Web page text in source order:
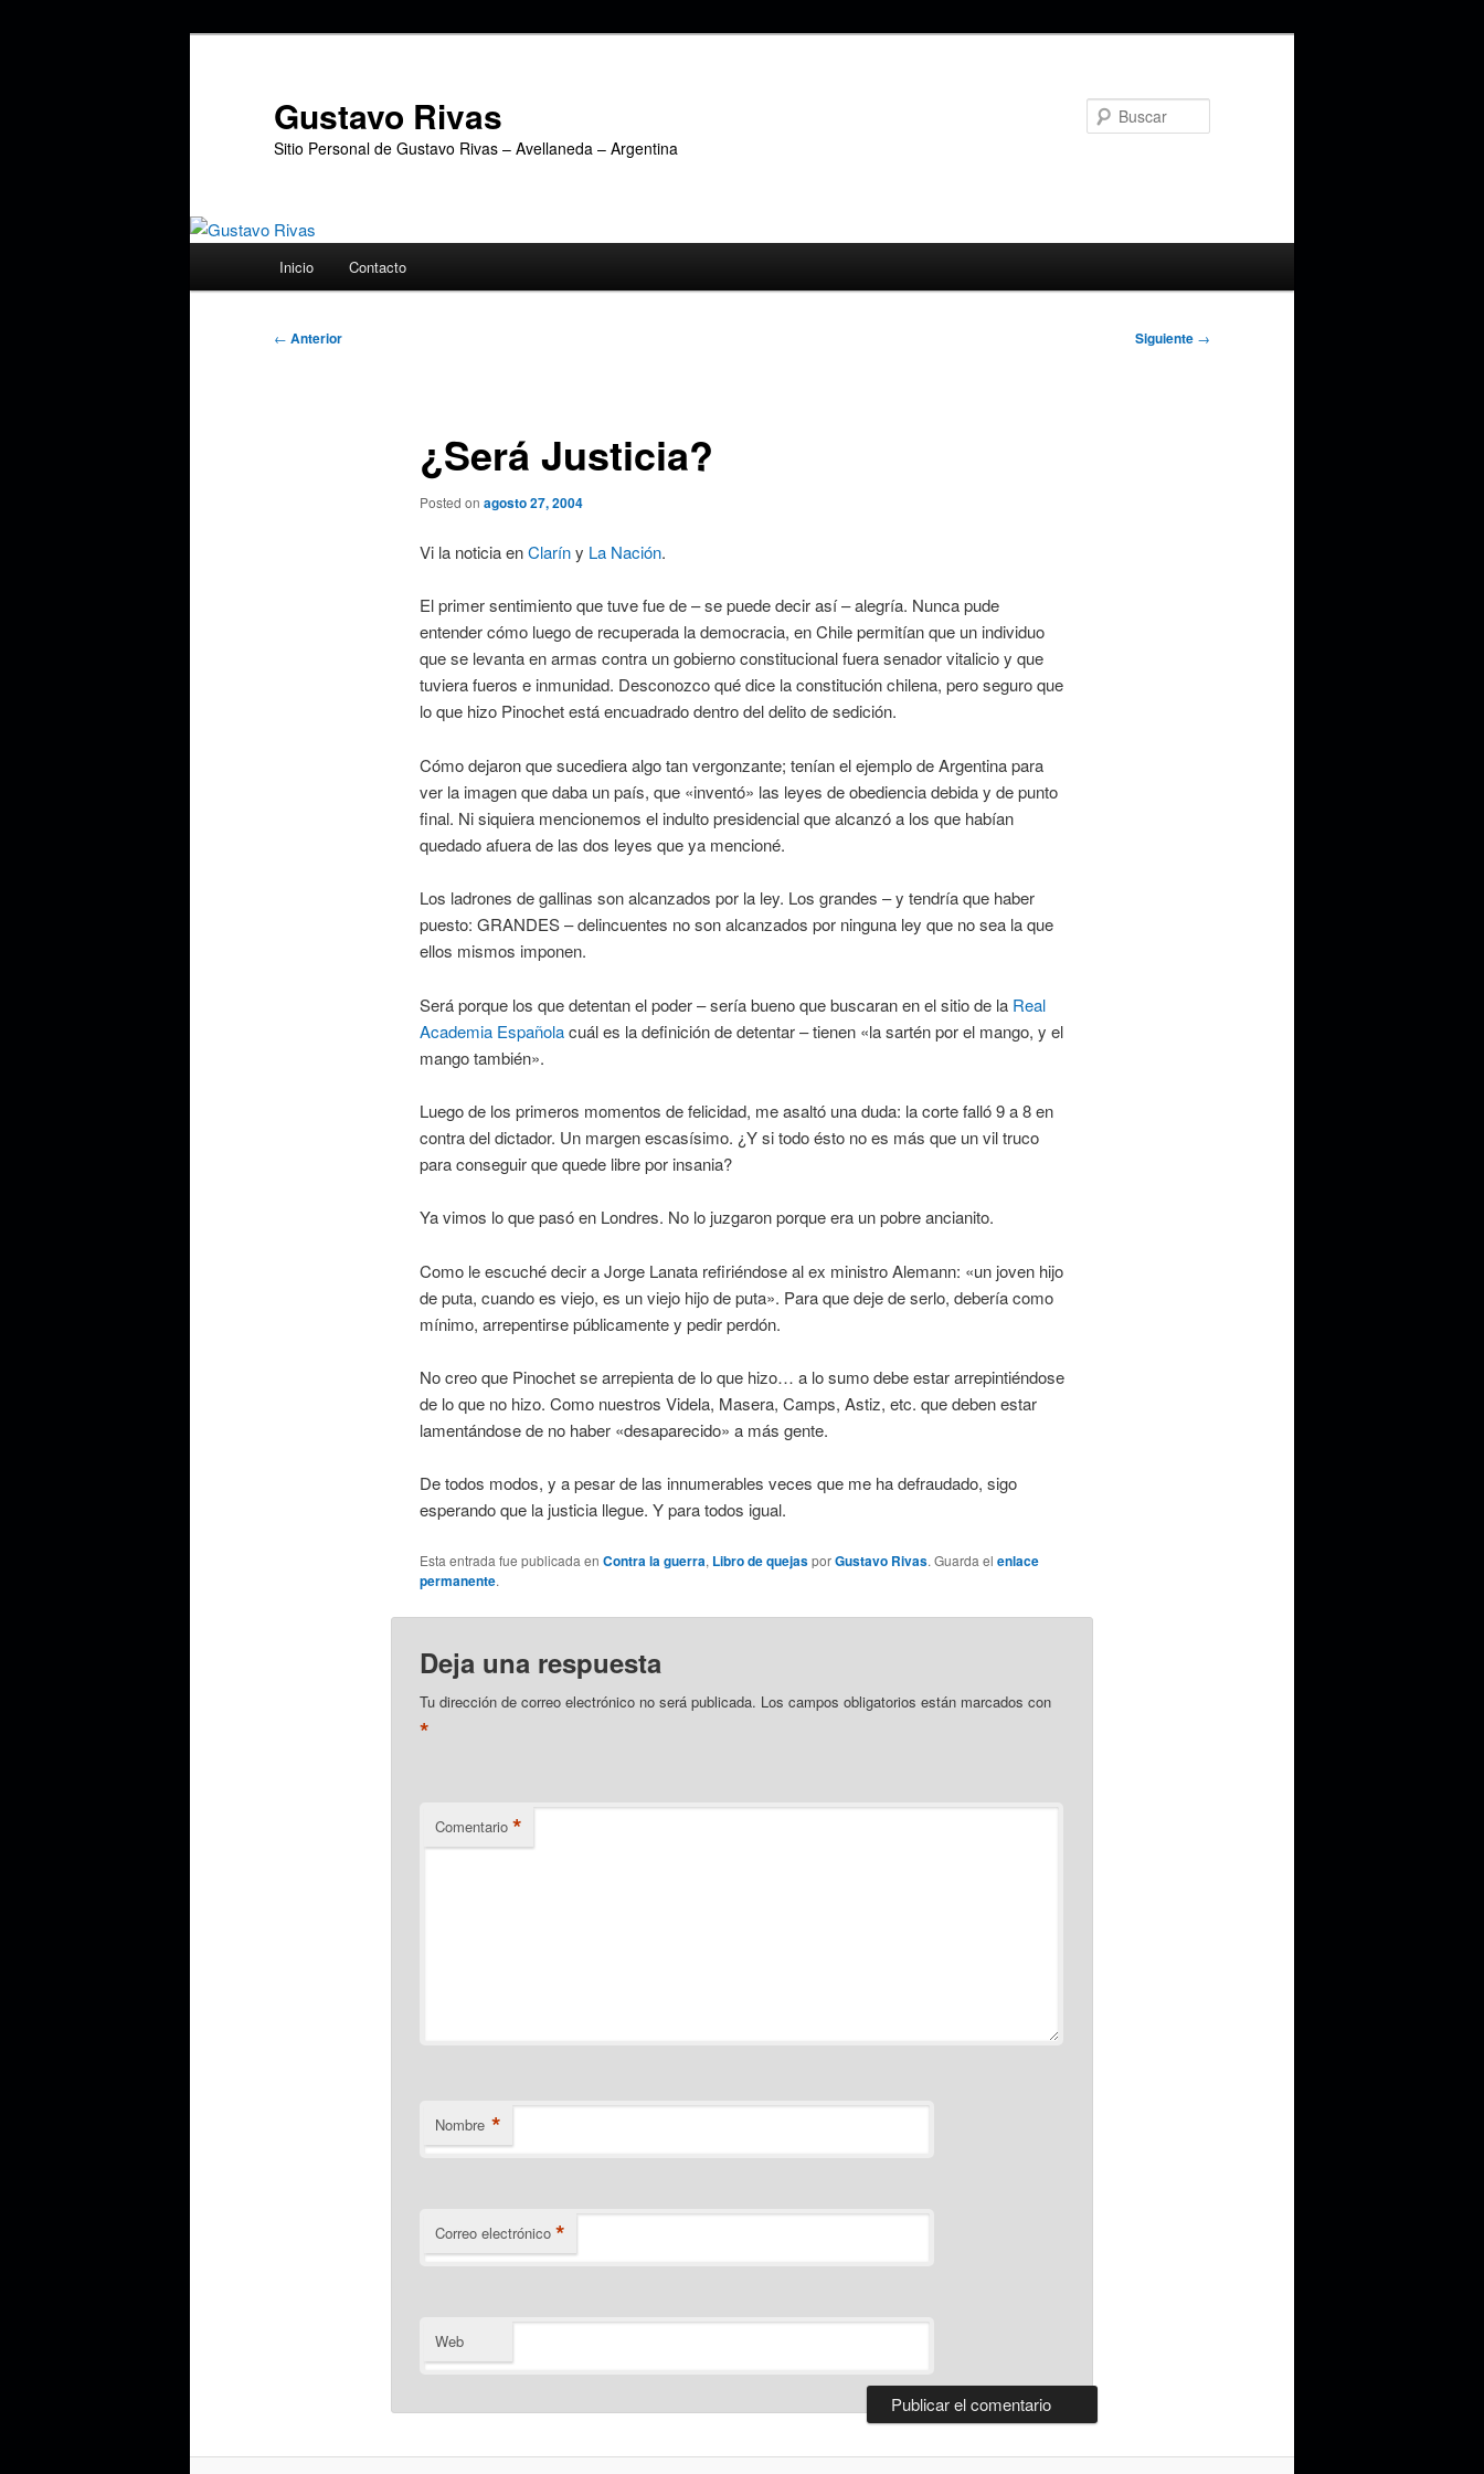
Gustavo Rivas
Sitio Personal de Gustavo Rivas – Avellaneda – Argentina
Inicio Contacto
Navegación
← Anterior Siguiente →
¿Será Justicia?
Posted on agosto 27, 2004
Vi la noticia enClaríny La Nación.
El primer sentimiento que tuve fue de – se puede decir así – alegría. Nunca pude
entender cómo luego de recuperada la democracia, en Chile permitían que un individuo
que se levanta en armas contra un gobierno constitucional fuera senador vitalicio y que
tuviera fueros e inmunidad. Desconozco qué dice la constitución chilena, pero seguro que
lo que hizo Pinochet está encuadrado dentro del delito de sedición.
Cómo dejaron que sucediera algo tan vergonzante; tenían el ejemplo de Argentina para
ver la imagen que daba un país, que «inventó» las leyes de obediencia debida y de punto
final. Ni siquiera mencionemos el indulto presidencial que alcanzó a los que habían
quedado afuera de las dos leyes que ya mencioné.
Los ladrones de gallinas son alcanzados por la ley. Los grandes – y tendría que haber
puesto: GRANDES – delincuentes no son alcanzados por ninguna ley que no sea la que
ellos mismos imponen.
Será porque los que detentan el poder – sería bueno que buscaran en el sitio de la Real
Academia Españolacuál es la definición de detentar – tienen «la sartén por el mango, y el
mango también».
Luego de los primeros momentos de felicidad, me asaltó una duda: la corte falló 9 a 8 en
contra del dictador. Un margen escasísimo. ¿Y si todo ésto no es más que un vil truco
para conseguir que quede libre por insania?
Ya vimos lo que pasó en Londres. No lo juzgaron porque era un pobre ancianito.
Como le escuché decir a Jorge Lanata refiriéndose al ex ministro Alemann: «un joven hijo
de puta, cuando es viejo, es un viejo hijo de puta». Para que deje de serlo, debería como
mínimo, arrepentirse públicamente y pedir perdón.
No creo que Pinochet se arrepienta de lo que hizo… a lo sumo debe estar arrepintiéndose
de lo que no hizo. Como nuestros Videla, Masera, Camps, Astiz, etc. que deben estar
lamentándose de no haber «desaparecido» a más gente.
De todos modos, y a pesar de las innumerables veces que me ha defraudado, sigo
esperando que la justicia llegue. Y para todos igual.
Esta entrada fue publicada en Contra la guerra, Libro de quejasporGustavo Rivas. Guarda el enlace
permanente.
Deja una respuesta
Tu dirección de correo electrónico no será publicada. Los campos obligatorios están marcados con
*
Comentario *
Nombre *
Correo electrónico *
Web